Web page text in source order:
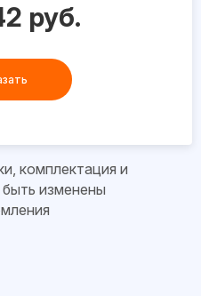
руб.
комплектация и
изменены